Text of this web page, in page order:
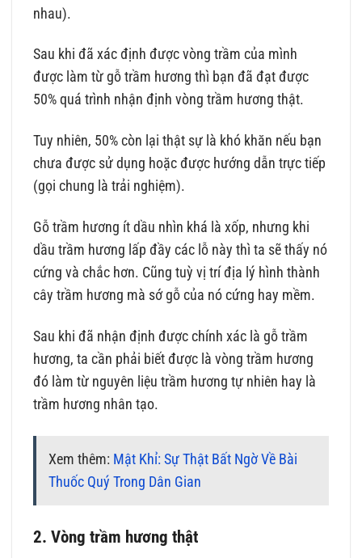
nhau).
Sau khi đã xác định được vòng trầm của mình
được làm từ gỗ trầm hương thì bạn đã đạt được
50% quá trình nhận định vòng trầm hương thật.
Tuy nhiên, 50% còn lại thật sự là khó khăn nếu bạn
chưa được sử dụng hoặc được hướng dẫn trực tiếp
(gọi chung là trải nghiệm).
Gỗ trầm hương ít dầu nhìn khá là xốp, nhưng khi
dầu trầm hương lấp đầy các lỗ này thì ta sẽ thấy nó
cứng và chắc hơn. Cũng tuỳ vị trí địa lý hình thành
cây trầm hương mà sớ gỗ của nó cứng hay mềm.
Sau khi đã nhận định được chính xác là gỗ trầm
hương, ta cần phải biết được là vòng trầm hương
đó làm từ nguyên liệu trầm hương tự nhiên hay là
trầm hương nhân tạo.
Xem thêm: Mật Khỉ: Sự Thật Bất Ngờ Về Bài
Thuốc Quý Trong Dân Gian
2. Vòng trầm hương thật